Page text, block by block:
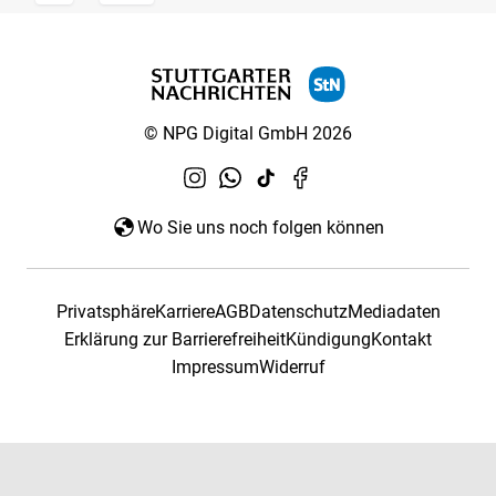
© NPG Digital GmbH 2026
Wo Sie uns noch folgen können
PrivatsphäreKarriereAGBDatenschutzMediadaten
Erklärung zur BarrierefreiheitKündigungKontakt
ImpressumWiderruf